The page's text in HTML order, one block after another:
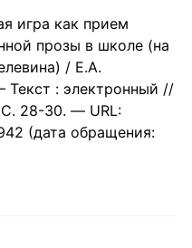
игра как прием
прозы в школе (на
/ Е.А.
: электронный //
28-30. — URL:
(дата обращения: